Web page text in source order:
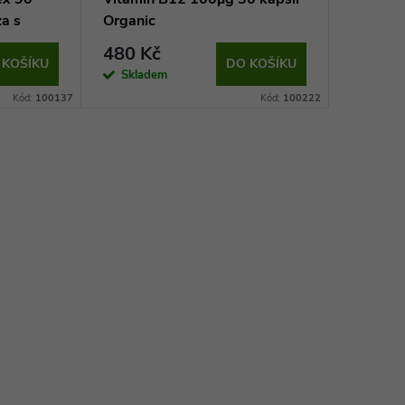
s
Kód: 100137
Organic
480 Kč
Skladem
DO KOŠÍKU
Kód: 100222